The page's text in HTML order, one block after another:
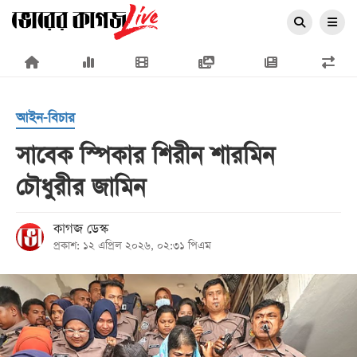
×
প্রচ্ছদ
জাতীয়
রাজনীতি
অর্থনীতি
আন্তর্জাতিক
সারাদেশ
আইন-বিচার
সাবেক স্পিকার শিরীন শারমিন
চৌধুরীর জামিন
কাগজ ডেস্ক
প্রকাশ: ১২ এপ্রিল ২০২৬, ০২:৩১ পিএম